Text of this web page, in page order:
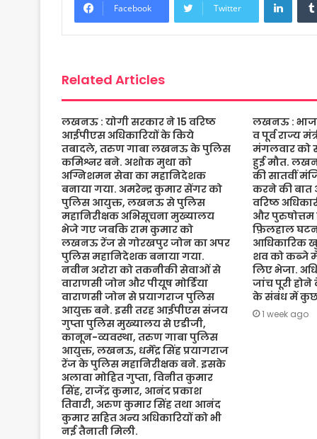
b
o
e
s
A
g
Facebook Twitter
Related Articles
लखनऊ : योगी सरकार ने 15 वरिष्ठ
आईपीएस अधिकारियों के किये
तबादले, तरुण गाबा लखनऊ के पुलिस
कमिश्नर बने. अशोक मुथा को
अग्निशमन सेवा का महानिदेशक
बनाया गया. अमरेन्द्र कुमार सेंगर को
पुलिस आयुक्त, लखनऊ से पुलिस
महानिरीक्षक अभिसूचना मुख्यालय
भेजे गए जबकि राम कुमार को
लखनऊ रेंज से गोरखपुर जोन का अपर
पुलिस महानिदेशक बनाया गया.
नवीन अरोरा को तकनीकी सेवाओं से
वाराणसी जोन और पीयूष मोर्डिया
वाराणसी जोन से प्रयागराज पुलिस
आयुक्त बने. इसी तरह आईपीएस संजय
गुप्ता पुलिस मुख्यालय से एडीजी,
कानून-व्यवस्था, तरुण गाबा पुलिस
आयुक्त, लखनऊ, धर्मेंद्र सिंह प्रयागराज
रेंज के पुलिस महानिरीक्षक बने. इसके
अलावा मोहित गुप्ता, विनीत कुमार
सिंह, राजेंद्र कुमार, आनंद प्रकाश
तिवारी, अरुण कुमार सिंह तथा आनंद
कुमार सहित अन्य अधिकारियों को भी
नई तैनाती मिली.
लखनऊ :
व पूर्व राज्य
मंगलवार को
हुई मौत.
की सातवीं
करने की
वरिष्ठ
और
फ़िलहाल
आधिकारिक
शव को कब्जे
लिए भेजा.
जांच पूरी होने
के संबंध में कुछ
1 week ago